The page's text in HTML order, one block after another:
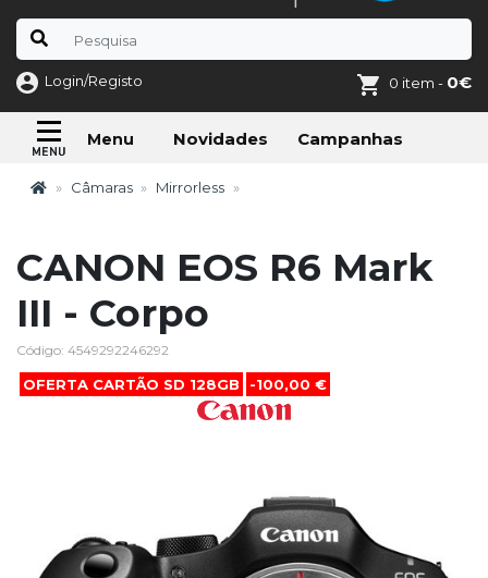
Login/Registo 0 item - 0€
Menu Novidades Campanhas
Câmaras Mirrorless
CANON EOS R6 Mark
III - Corpo
Código: 4549292246292
OFERTA CARTÃO SD 128GB -100,00 €